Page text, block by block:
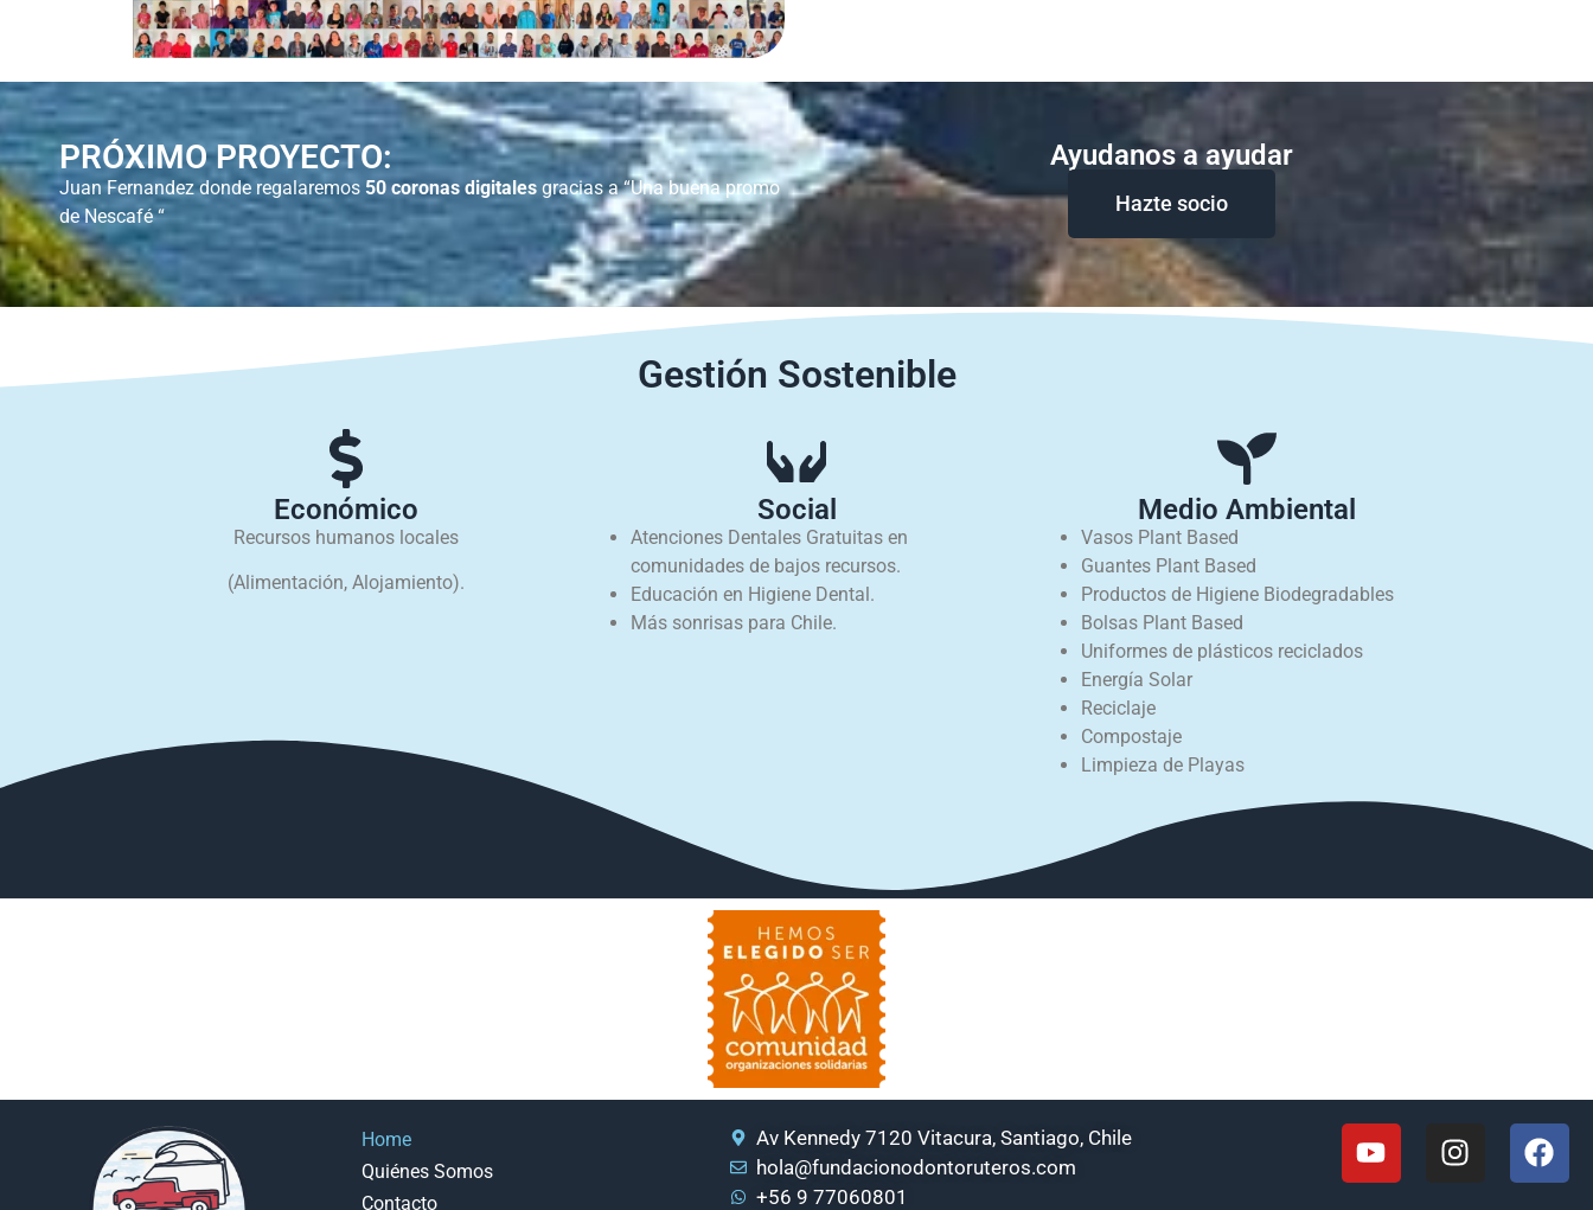
PRÓXIMO PROYECTO:
Juan Fernandez donde regalaremos 50 coronas digitales gracias a “Una buena promo
de Nescafé “
Ayudanos a ayudar
Hazte socio
Gestión Sostenible
Económico
Recursos humanos locales
(Alimentación, Alojamiento).
Social
Atenciones Dentales Gratuitas en
comunidades de bajos recursos.
Educación en Higiene Dental.
Más sonrisas para Chile.
Medio Ambiental
Vasos Plant Based
Guantes Plant Based
Productos de Higiene Biodegradables
Bolsas Plant Based
Uniformes de plásticos reciclados
Energía Solar
Reciclaje
Compostaje
Limpieza de Playas
Home
Quiénes Somos
Contacto
Av Kennedy 7120 Vitacura, Santiago, Chile
hola@fundacionodontoruteros.com
+56 9 77060801